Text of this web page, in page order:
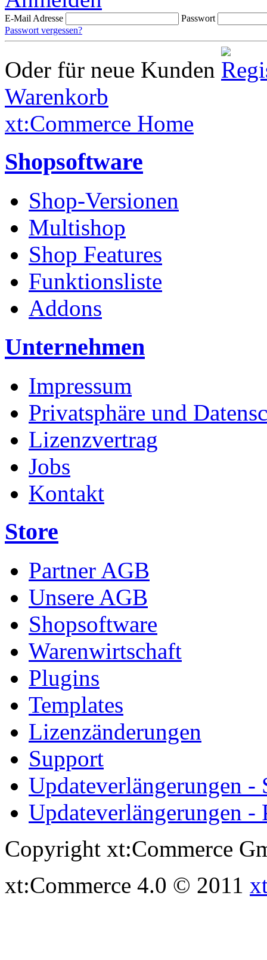
E-Mail Adresse
Passwort
Passwort vergessen?
Oder für neue Kunden
Warenkorb
xt:Commerce Home
Shopsoftware
Shop-Versionen
Multishop
Shop Features
Funktionsliste
Addons
Unternehmen
Impressum
Privatsphäre und
Lizenzvertrag
Jobs
Kontakt
Store
Partner AGB
Unsere AGB
Shopsoftware
Warenwirtschaft
Plugins
Templates
Lizenzänderungen
Support
Updateverlängerungen -
Updateverlängerungen -
Copyright xt:Commerce
xt:Commerce 4.0 © 2011